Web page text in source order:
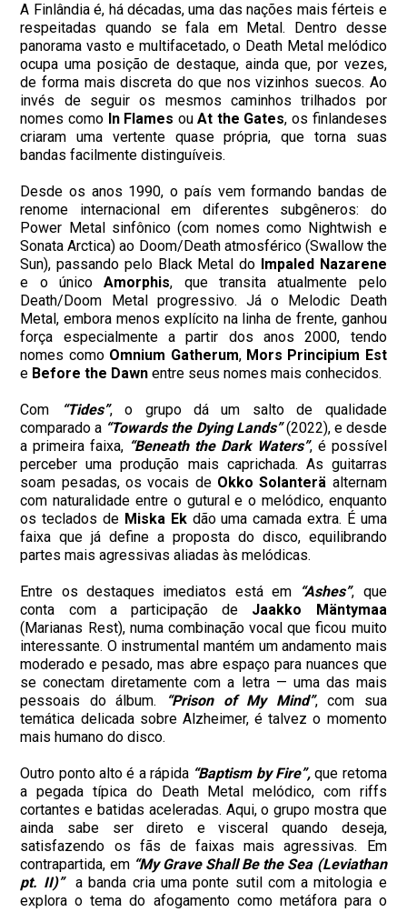
A Finlândia é, há décadas, uma das nações mais férteis e
respeitadas quando se fala em Metal. Dentro desse
panorama vasto e multifacetado, o Death Metal melódico
ocupa uma posição de destaque, ainda que, por vezes,
de forma mais discreta do que nos vizinhos suecos. Ao
invés de seguir os mesmos caminhos trilhados por
nomes como In Flames ouAt the Gates, os finlandeses
criaram uma vertente quase própria, que torna suas
bandas facilmente distinguíveis.
Desde os anos 1990, o país vem formando bandas de
renome internacional em diferentes subgêneros: do
Power Metal sinfônico (com nomes como Nightwish e
Sonata Arctica) ao Doom/Death atmosférico (Swallow the
Sun), passando pelo Black Metal do Impaled Nazarene
e o únicoAmorphis, que transita atualmente pelo
Death/Doom Metal progressivo. Já o Melodic Death
Metal, embora menos explícito na linha de frente, ganhou
força especialmente a partir dos anos 2000, tendo
nomes como Omnium Gatherum, Mors Principium Est
e Before the Dawn entre seus nomes mais conhecidos.
Com “Tides”, o grupo dá um salto de qualidade
comparado a “Towards the Dying Lands”(2022), e desde
a primeira faixa, “Beneath the Dark Waters”, é possível
perceber uma produção mais caprichada. As guitarras
soam pesadas, os vocais de Okko Solanterä alternam
com naturalidade entre o gutural e o melódico, enquanto
os teclados de Miska Ekdão uma camada extra. É uma
faixa que já define a proposta do disco, equilibrando
partes mais agressivas aliadas às melódicas.
Entre os destaques imediatos está em “Ashes”, que
conta com a participação de Jaakko Mäntymaa
(Marianas Rest), numa combinação vocal que ficou muito
interessante. O instrumental mantém um andamento mais
moderado e pesado, mas abre espaço para nuances que
se conectam diretamente com a letra — uma das mais
pessoais do álbum.
“Prison of My Mind”, com sua
temática delicada sobre Alzheimer, é talvez o momento
mais humano do disco.
Outro ponto alto é a rápida “Baptism by Fire”,que retoma
a pegada típica do Death Metal melódico, com riffs
cortantes e batidas aceleradas. Aqui, o grupo mostra que
ainda sabe ser direto e visceral quando deseja,
satisfazendo os fãs de faixas mais agressivas. Em
contrapartida, em “My Grave Shall Be the Sea (Leviathan
pt. II)”a banda cria uma ponte sutil com a mitologia e
explora o tema do afogamento como metáfora para o